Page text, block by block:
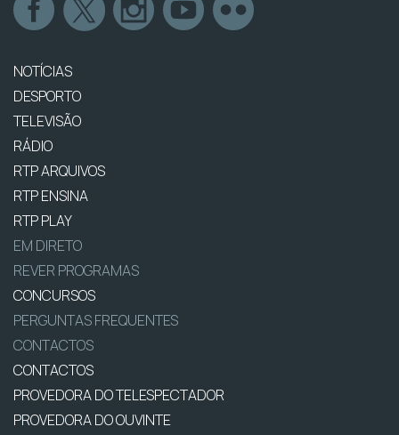
NOTÍCIAS
DESPORTO
TELEVISÃO
RÁDIO
RTP ARQUIVOS
RTP ENSINA
RTP PLAY
EM DIRETO
REVER PROGRAMAS
CONCURSOS
PERGUNTAS FREQUENTES
CONTACTOS
CONTACTOS
PROVEDORA DO TELESPECTADOR
PROVEDORA DO OUVINTE